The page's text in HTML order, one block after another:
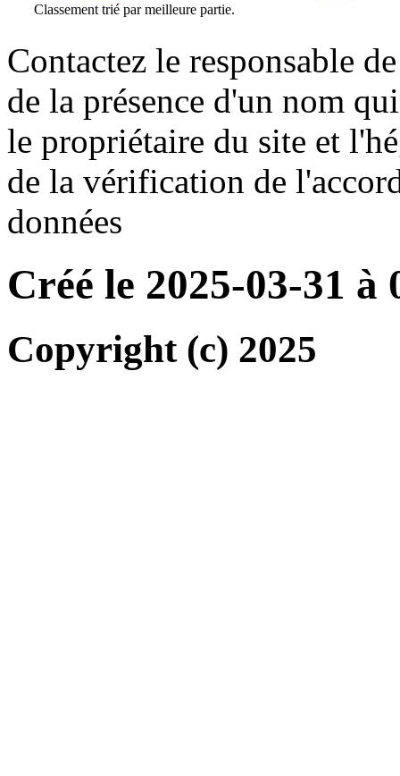
Classement trié par meilleure partie.
Contactez le responsable
de la présence d'un nom
le propriétaire du site et
de la vérification de
données
Créé le 2025-03-31
Copyright (c) 2025